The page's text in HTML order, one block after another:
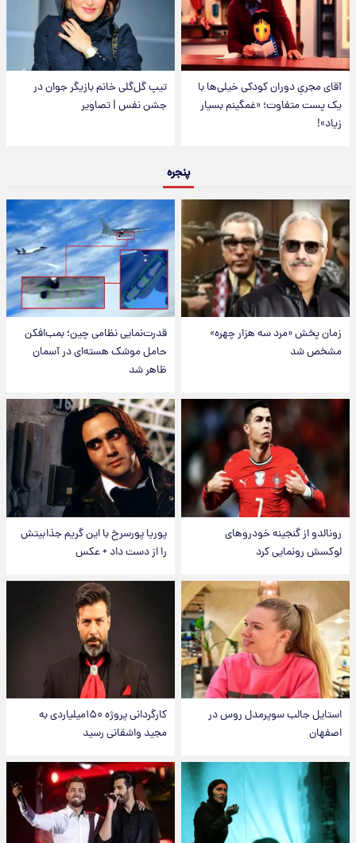
آقای مجریِ دوران کودکی خیلی‌ها با
یک پست متفاوت؛ «غمگینم بسیار
زیاد»!
تیپ گل‌گلی خانم بازیگر جوان در
جشن نفس | تصاویر
پنجره
زمان پخش «مرد سه هزار چهره»
مشخص شد
قدرت‌نمایی نظامی چین؛ بمب‌افکن
حامل موشک هسته‌ای در آسمان
ظاهر شد
رونالدو از گنجینه خودروهای
لوکسش رونمایی کرد
پوریا پورسرخ با این گریم جذابیتش
را از دست داد + عکس
استایل جالب سوپرمدل روس در
اصفهان
کارگردانی پروژه ۱۵۰میلیاردی به
مجید واشقانی رسید